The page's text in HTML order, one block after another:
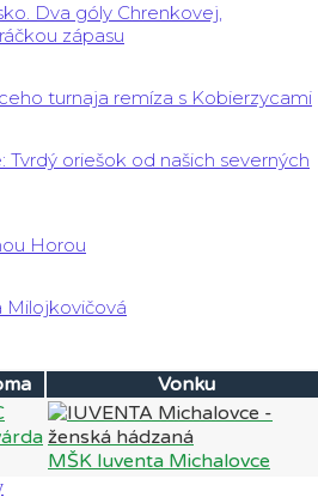
Dva góly Chrenkovej,
zápasu
turnaja remíza s Kobierzycami
Tvrdý oriešok od našich severných
Horou
Milojkovičová
Vonku
MŠK Iuventa Michalovce